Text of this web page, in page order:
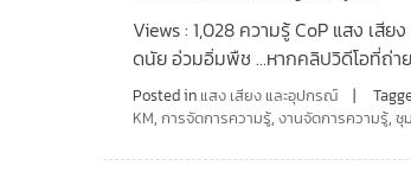
Views : 1,028 ความรู้ CoP แสง เสี
ดนัย อ่วมอิ่มพืช …หากคลิปวิดีโอที่ถ่า
Posted in แสง เสียง และอุปกรณ์
KM,การจัดการความรู้,งานจัดการความรู้,ชุ